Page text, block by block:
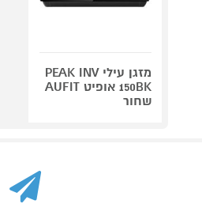
מזגן עילי PEAK INV
150BK אופיט AUFIT
שחור